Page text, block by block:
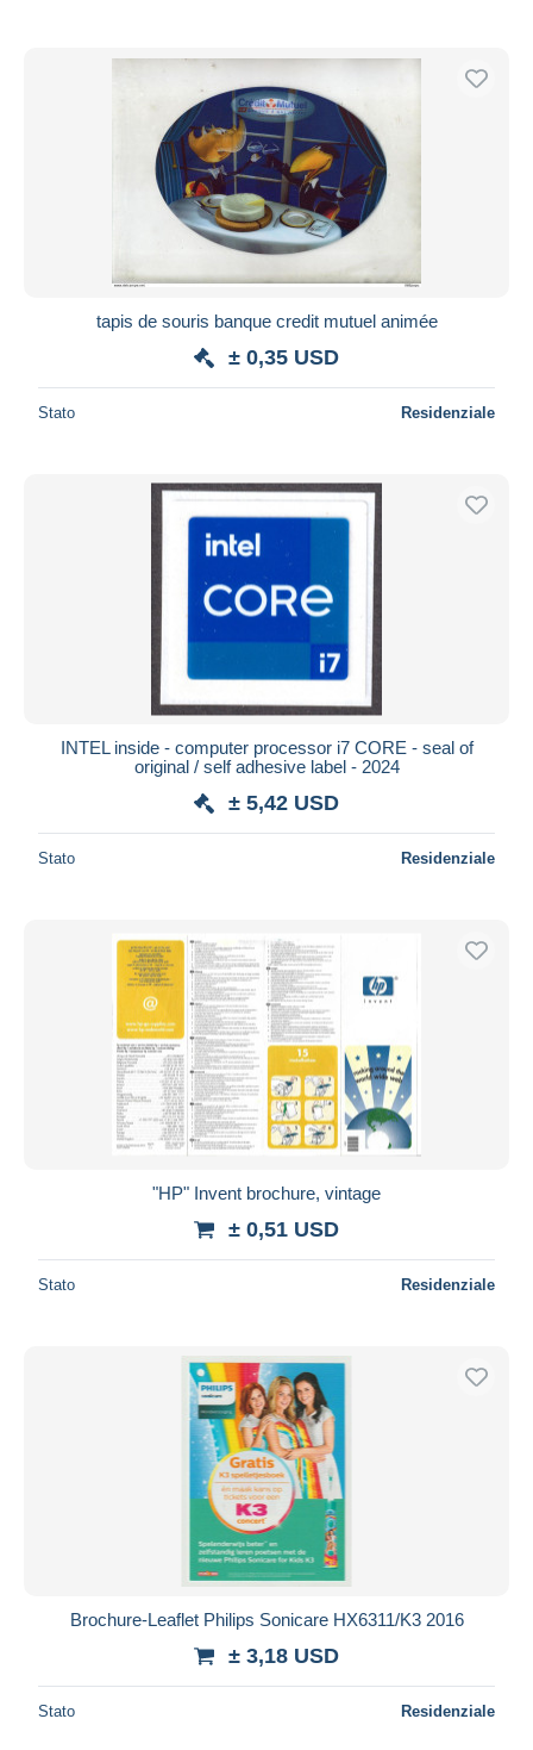
tapis de souris banque credit mutuel animée
± 0,35 USD
Stato Residenziale
INTEL inside - computer processor i7 CORE - seal of
original / self adhesive label - 2024
± 5,42 USD
Stato Residenziale
"HP" Invent brochure, vintage
± 0,51 USD
Stato Residenziale
Brochure-Leaflet Philips Sonicare HX6311/K3 2016
± 3,18 USD
Stato Residenziale